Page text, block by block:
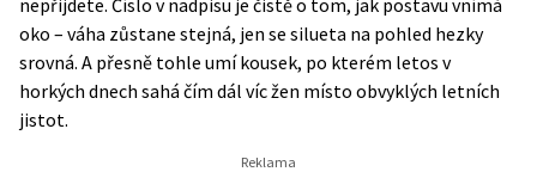
nepřijdete. Číslo v nadpisu je čistě o tom, jak postavu vnímá
oko – váha zůstane stejná, jen se silueta na pohled hezky
srovná. A přesně tohle umí kousek, po kterém letos v
horkých dnech sahá čím dál víc žen místo obvyklých letních
jistot.